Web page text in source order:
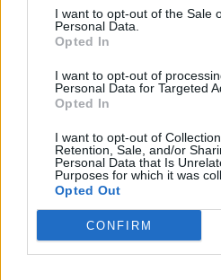
I want to opt-out of the Sale
Personal Data.
Opted In
I want to opt-out of
Personal Data for Targeted
Opted In
I want to opt-out of
Retention, Sale, and/or
Personal Data that Is
Purposes for which it was
Opted Out
CONFIRM
Camera di Commercio,
Agricoltura di Vicenza
2.000 euro
2023-07-06
"SUPPORTO E
CONTATTI CON BUYER/
Venicepromex Agenzia per
Scarl
2.488 euro
Contributo a fondo